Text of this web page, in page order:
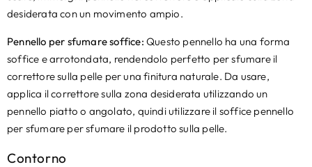
desiderata con un movimento ampio.
Pennello per sfumare soffice: Questo pennello ha una forma
soffice e arrotondata, rendendolo perfetto per sfumare il
correttore sulla pelle per una finitura naturale. Da usare,
applica il correttore sulla zona desiderata utilizzando un
pennello piatto o angolato, quindi utilizzare il soffice pennello
per sfumare per sfumare il prodotto sulla pelle.
Contorno